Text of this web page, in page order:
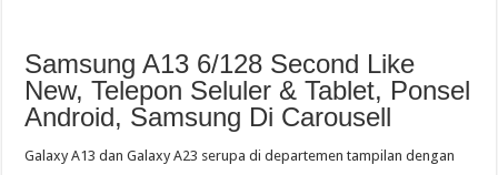
Samsung A13 6/128 Second Like
New, Telepon Seluler & Tablet, Ponsel
Android, Samsung Di Carousell
Galaxy A13 dan Galaxy A23 serupa di departemen tampilan dengan